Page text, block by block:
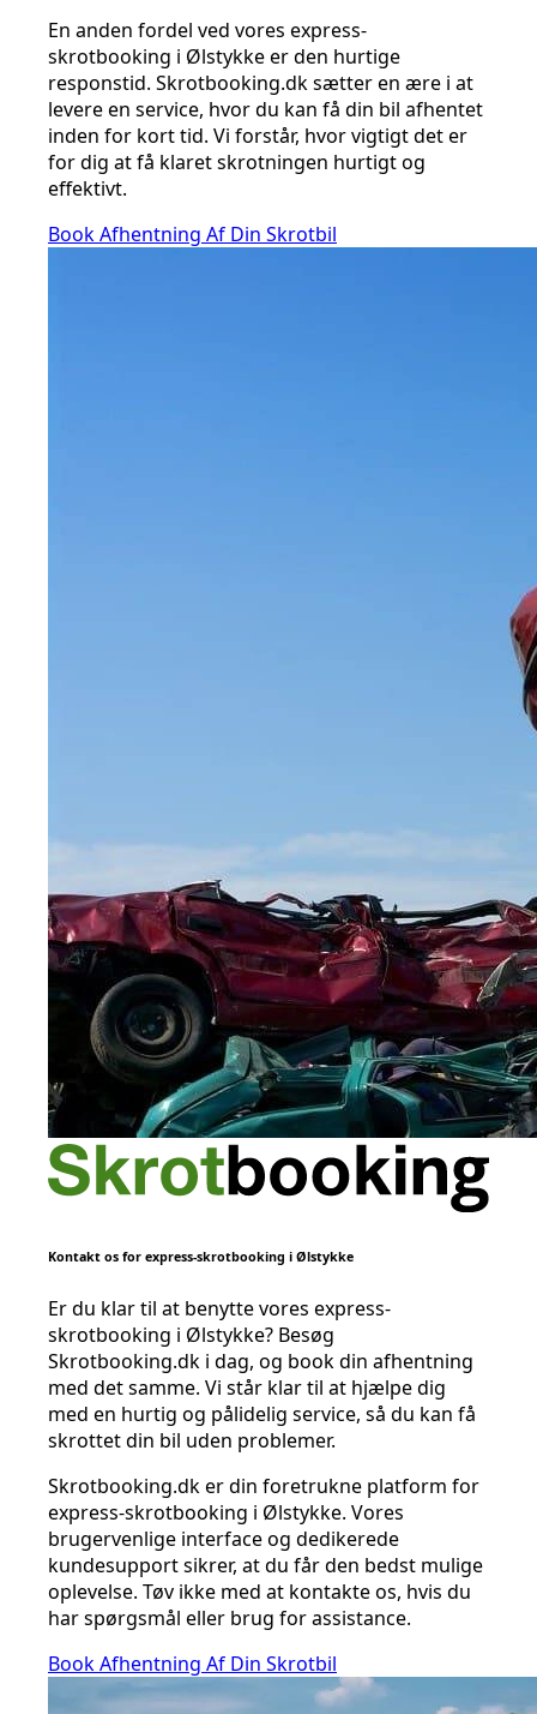
En anden fordel ved vores express-
skrotbooking i Ølstykke er den hurtige
responstid. Skrotbooking.dk sætter en ære i at
levere en service, hvor du kan få din bil afhentet
inden for kort tid. Vi forstår, hvor vigtigt det er
for dig at få klaret skrotningen hurtigt og
effektivt.
Book Afhentning Af Din Skrotbil
Kontakt os for express-skrotbooking i Ølstykke
Er du klar til at benytte vores express-
skrotbooking i Ølstykke? Besøg
Skrotbooking.dk i dag, og book din afhentning
med det samme. Vi står klar til at hjælpe dig
med en hurtig og pålidelig service, så du kan få
skrottet din bil uden problemer.
Skrotbooking.dk er din foretrukne platform for
express-skrotbooking i Ølstykke. Vores
brugervenlige interface og dedikerede
kundesupport sikrer, at du får den bedst mulige
oplevelse. Tøv ikke med at kontakte os, hvis du
har spørgsmål eller brug for assistance.
Book Afhentning Af Din Skrotbil